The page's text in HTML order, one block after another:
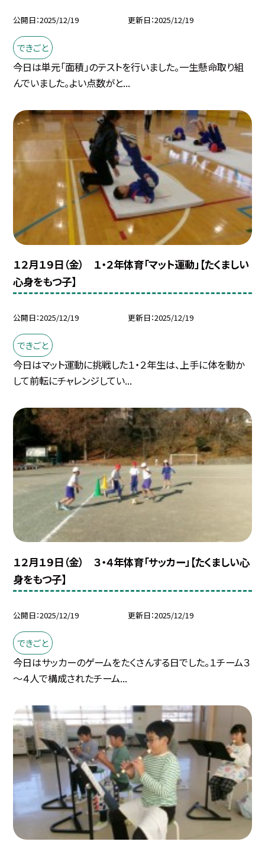
公開日 2025/12/19 更新日 2025/12/19
できごと
今日は単元「面積」のテストを行いました。一生懸命取り組
んでいました。よい点数がと...
１２月１９日（金） １・２年体育「マット運動」【たくましい
心身をもつ子】
公開日 2025/12/19 更新日 2025/12/19
できごと
今日はマット運動に挑戦した１・２年生は、上手に体を動か
して前転にチャレンジしてい...
１２月１９日（金） ３・４年体育「サッカー」【たくましい心
身をもつ子】
公開日 2025/12/19 更新日 2025/12/19
できごと
今日はサッカーのゲームをたくさんする日でした。１チーム３
～４人で構成されたチーム...